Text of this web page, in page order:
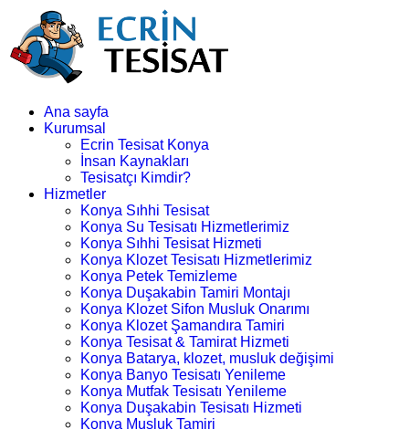
Ana sayfa
Kurumsal
Ecrin Tesisat Konya
İnsan Kaynakları
Tesisatçı Kimdir?
Hizmetler
Konya Sıhhi Tesisat
Konya Su Tesisatı Hizmetlerimiz
Konya Sıhhi Tesisat Hizmeti
Konya Klozet Tesisatı Hizmetlerimiz
Konya Petek Temizleme
Konya Duşakabin Tamiri Montajı
Konya Klozet Sifon Musluk Onarımı
Konya Klozet Şamandıra Tamiri
Konya Tesisat & Tamirat Hizmeti
Konya Batarya, klozet, musluk değişimi
Konya Banyo Tesisatı Yenileme
Konya Mutfak Tesisatı Yenileme
Konya Duşakabin Tesisatı Hizmeti
Konya Musluk Tamiri